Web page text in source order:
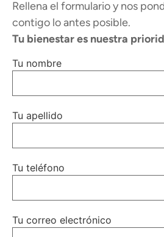
Rellena el formulario y nos
contigo lo antes posible.
Tu bienestar es nuestra
Tu nombre
Tu apellido
Tu teléfono
Tu correo electrónico